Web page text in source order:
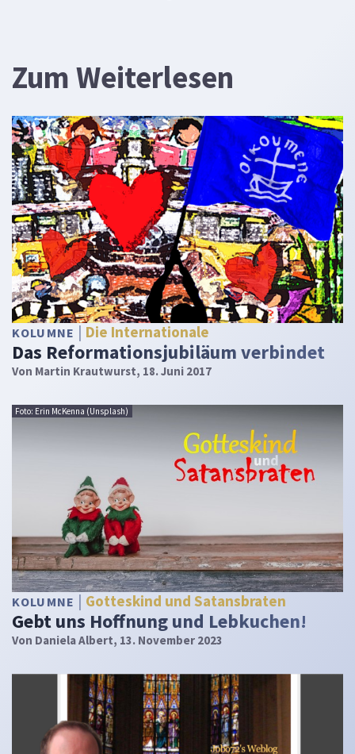
Zum Weiterlesen
KOLUMNE Die Internationale
Das Reformationsjubiläum verbindet
Von Martin Krautwurst, 18. Juni 2017
Foto: Erin McKenna (Unsplash)
KOLUMNE Gotteskind und Satansbraten
Gebt uns Hoffnung und Lebkuchen!
Von Daniela Albert, 13. November 2023